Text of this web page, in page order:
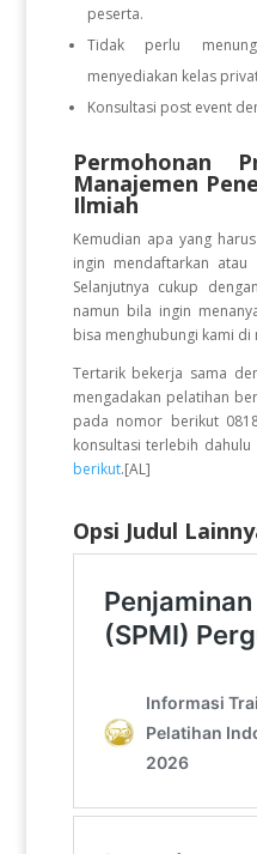
peserta.
Tidak perlu
menyediakan kelas
Konsultasi post event
Permohonan
Manajemen
Ilmiah
Kemudian apa yang
ingin mendaftarkan atau
Selanjutnya cukup
namun bila ingin
bisa menghubungi kami
Tertarik bekerja sama
mengadakan pelatihan
pada nomor berikut
konsultasi terlebih
berikut.[AL]
Opsi Judul